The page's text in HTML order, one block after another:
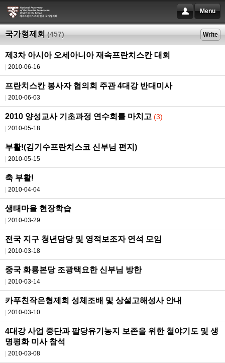
Menu
국가형제회 (457) Write
제3차 아시아 오세아니아 재속프란치스칸 대회
2010-06-16
프란치스칸 봉사자 협의회 주관 4대강 반대미사
2010-06-03
2010 양성교사 기초과정 연수회를 마치고 (3)
2010-05-18
부활!(김기수프란치스코 신부님 편지)
2010-05-15
축 부활!
2010-04-04
생태마을 현장학습
2010-03-29
전국 지구 청년담당 및 영적보조자 연석 모임
2010-03-18
중국 화룡본당 조광택요한 신부님 방한
2010-03-14
카푸친작은형제회 성체조배 및 상설고해성사 안내
2010-03-10
4대강 사업 중단과 팔당유기농지 보존을 위한 철야기도 및 생
명평화 미사 참석
2010-03-08